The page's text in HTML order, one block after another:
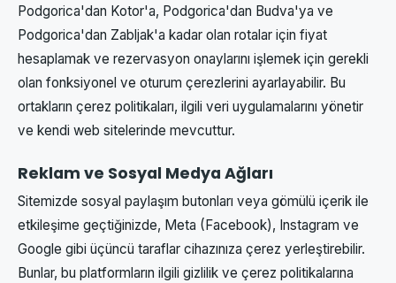
Podgorica'dan Kotor'a, Podgorica'dan Budva'ya ve
Podgorica'dan Zabljak'a kadar olan rotalar için fiyat
hesaplamak ve rezervasyon onaylarını işlemek için gerekli
olan fonksiyonel ve oturum çerezlerini ayarlayabilir. Bu
ortakların çerez politikaları, ilgili veri uygulamalarını yönetir
ve kendi web sitelerinde mevcuttur.
Reklam ve Sosyal Medya Ağları
Sitemizde sosyal paylaşım butonları veya gömülü içerik ile
etkileşime geçtiğinizde, Meta (Facebook), Instagram ve
Google gibi üçüncü taraflar cihazınıza çerez yerleştirebilir.
Bunlar, bu platformların ilgili gizlilik ve çerez politikalarına